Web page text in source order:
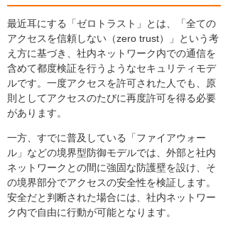
最近耳にする「ゼロトラスト」とは、「全ての
アクセスを信頼しない（zero trust）」という考
え方に基づき、社内ネットワーク内での通信を
含めて都度検証を行うようなセキュリティモデ
ルです。一度アクセスを許可された人でも、原
則としてアクセスのたびに再度許可を得る必要
があります。
一方、すでに普及している「ファイアウォー
ル」などの境界型防御モデルでは、外部と社内
ネットワークとの間に強固な防護壁を設け、そ
の境界部分でアクセスの安全性を検証します。
安全だと判断された場合には、社内ネットワー
ク内で自由に行動が可能となります。